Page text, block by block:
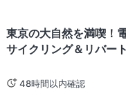
東京の大自然を満喫！
サイクリング＆リバー
48時間以内確認